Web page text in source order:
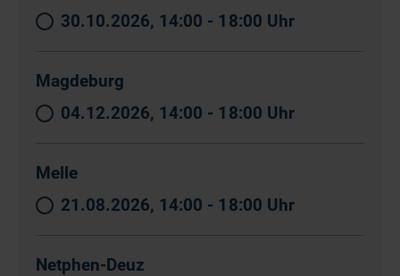
30.10.2026, 14:00 - 18:00 Uhr
Magdeburg
04.12.2026, 14:00 - 18:00 Uhr
Melle
21.08.2026, 14:00 - 18:00 Uhr
Netphen-Deuz